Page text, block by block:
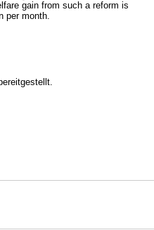
gain from such a reform is
per month.